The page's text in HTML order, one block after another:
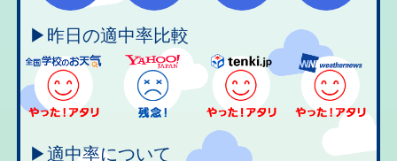
▶昨日の適中率比較
▶適中率について